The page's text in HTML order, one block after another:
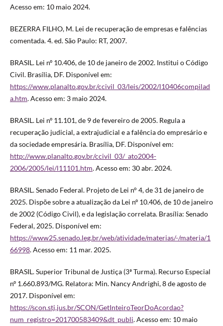
Acesso em: 10 maio 2024.
BEZERRA FILHO, M. Lei de recuperação de empresas e falências
comentada. 4. ed. São Paulo: RT, 2007.
BRASIL. Lei nº 10.406, de 10 de janeiro de 2002. Institui o Código
Civil. Brasília, DF. Disponível em:
https://www.planalto.gov.br/ccivil_03/leis/2002/l10406compilad
a.htm. Acesso em: 3 maio 2024.
BRASIL. Lei nº 11.101, de 9 de fevereiro de 2005. Regula a
recuperação judicial, a extrajudicial e a falência do empresário e
da sociedade empresária. Brasília, DF. Disponível em:
http://www.planalto.gov.br/ccivil_03/_ato2004-
2006/2005/lei/l11101.htm. Acesso em: 30 abr. 2024.
BRASIL. Senado Federal. Projeto de Lei n° 4, de 31 de janeiro de
2025. Dispõe sobre a atualização da Lei nº 10.406, de 10 de janeiro
de 2002 (Código Civil), e da legislação correlata. Brasília: Senado
Federal, 2025. Disponível em:
https://www25.senado.leg.br/web/atividade/materias/-/materia/1
66998. Acesso em: 11 mar. 2025.
BRASIL. Superior Tribunal de Justiça (3ª Turma). Recurso Especial
nº 1.660.893/MG. Relatora: Min. Nancy Andrighi, 8 de agosto de
2017. Disponível em:
https://scon.stj.jus.br/SCON/GetInteiroTeorDoAcordao?
num_registro=201700583409&dt_publi. Acesso em: 10 maio